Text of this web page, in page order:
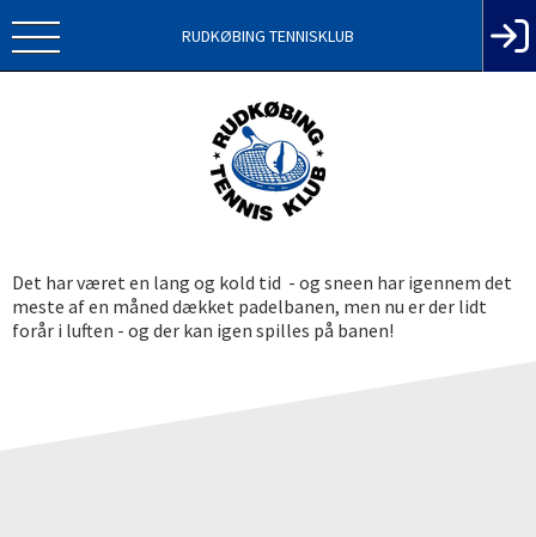
RUDKØBING TENNISKLUB
Det har været en lang og kold tid - og sneen har igennem det
meste af en måned dækket padelbanen, men nu er der lidt
forår i luften - og der kan igen spilles på banen!